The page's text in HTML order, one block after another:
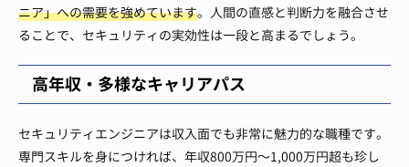
ニア」への需要を強めています。人間の直感と判断力を融合させ
ることで、セキュリティの実効性は一段と高まるでしょう。
高年収・多様なキャリアパス
セキュリティエンジニアは収入面でも非常に魅力的な職種です。
専門スキルを身につければ、年収800万円〜1,000万円超も珍し